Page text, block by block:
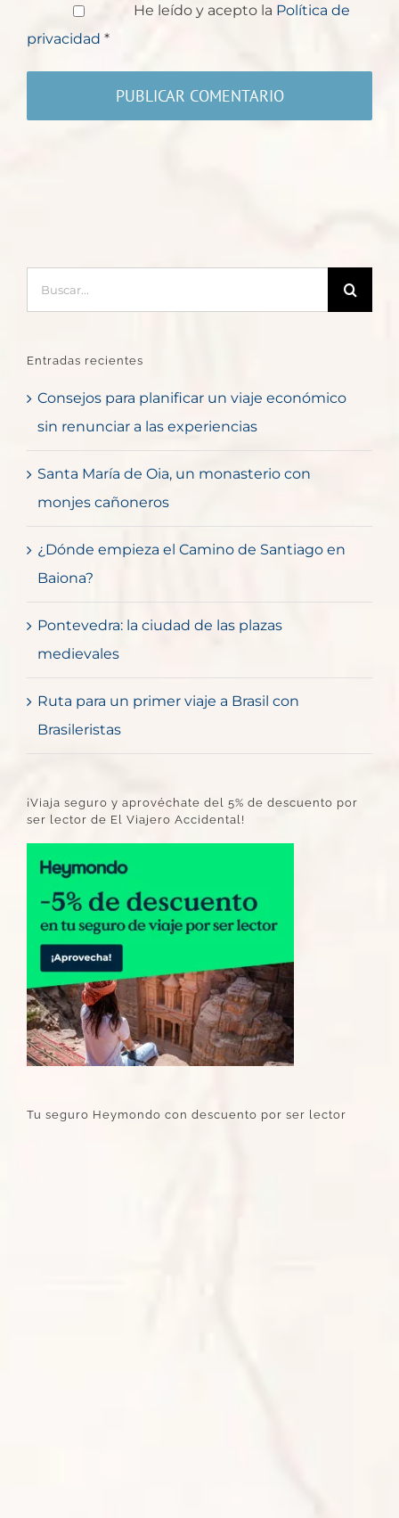
He leído y acepto la Política de
privacidad *
Entradas recientes
Consejos para planificar un viaje económico
sin renunciar a las experiencias
Santa María de Oia, un monasterio con
monjes cañoneros
¿Dónde empieza el Camino de Santiago en
Baiona?
Pontevedra: la ciudad de las plazas
medievales
Ruta para un primer viaje a Brasil con
Brasileristas
¡Viaja seguro y aprovéchate del 5% de descuento por
ser lector de El Viajero Accidental!
Tu seguro Heymondo con descuento por ser lector